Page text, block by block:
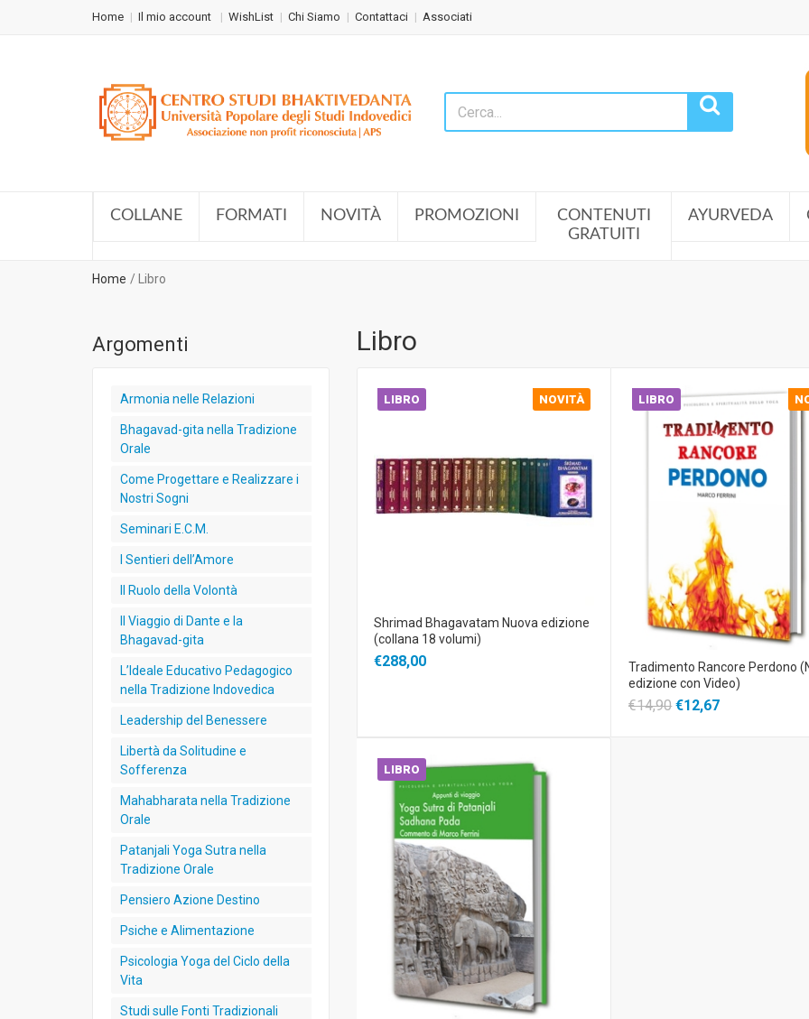
Home Il mio account WishList Chi Siamo Contattaci Associati
COLLANE FORMATI NOVITÀ PROMOZIONI
CONTENUTI
GRATUITI
AYURVEDA
Home Libro
Argomenti
Armonia nelle Relazioni
Bhagavad-gita nella Tradizione
Orale
Come Progettare e Realizzare i
Nostri Sogni
Seminari E.C.M.
I Sentieri dell’Amore
Il Ruolo della Volontà
Il Viaggio di Dante e la
Bhagavad-gita
L’Ideale Educativo Pedagogico
nella Tradizione Indovedica
Leadership del Benessere
Libertà da Solitudine e
Sofferenza
Mahabharata nella Tradizione
Orale
Patanjali Yoga Sutra nella
Tradizione Orale
Pensiero Azione Destino
Psiche e Alimentazione
Psicologia Yoga del Ciclo della
Vita
Studi sulle Fonti Tradizionali
Libro
LIBRO NOVITÀ
Shrimad Bhagavatam Nuova edizione
(collana 18 volumi)
€288,00
LIBRO
Tradimento Rancore Perdono
edizione con Video)
€14,90 €12,67
LIBRO